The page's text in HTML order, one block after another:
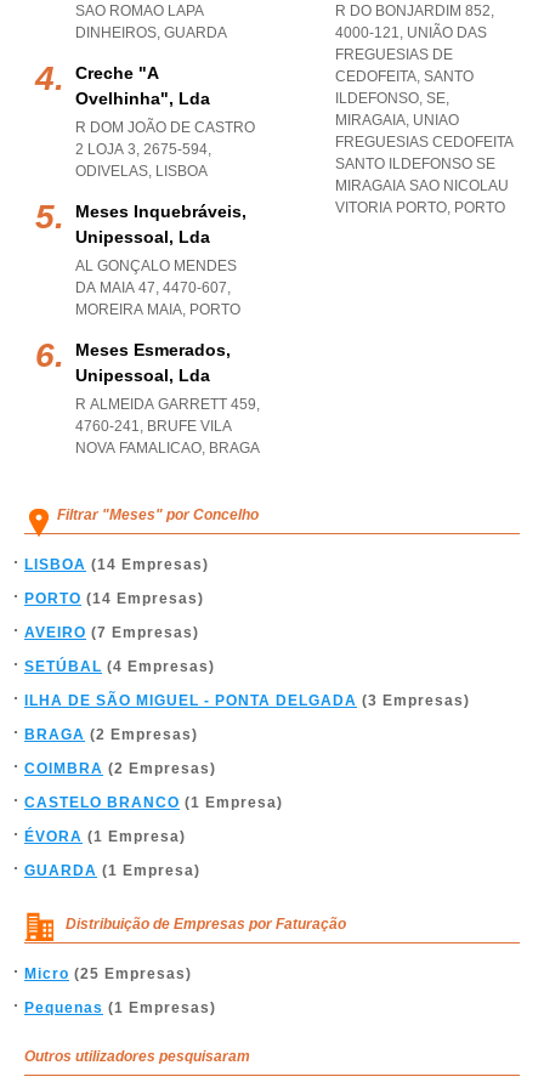
SAO ROMAO LAPA
DINHEIROS, GUARDA
Creche "a
Ovelhinha", Lda
R DOM JOÃO DE CASTRO
2 LOJA 3, 2675-594,
ODIVELAS, LISBOA
Meses Inquebráveis,
Unipessoal, Lda
AL GONÇALO MENDES
DA MAIA 47, 4470-607,
MOREIRA MAIA, PORTO
Meses Esmerados,
Unipessoal, Lda
R ALMEIDA GARRETT 459,
4760-241, BRUFE VILA
NOVA FAMALICAO, BRAGA
R DO BONJARDIM 852,
4000-121, UNIÃO DAS
FREGUESIAS DE
CEDOFEITA, SANTO
ILDEFONSO, SE,
MIRAGAIA, UNIAO
FREGUESIAS CEDOFEITA
SANTO ILDEFONSO SE
MIRAGAIA SAO NICOLAU
VITORIA PORTO, PORTO
Filtrar "Meses" por Concelho
LISBOA (14 Empresas)
PORTO (14 Empresas)
AVEIRO (7 Empresas)
SETÚBAL (4 Empresas)
ILHA DE SÃO MIGUEL - PONTA DELGADA (3 Empresas)
BRAGA (2 Empresas)
COIMBRA (2 Empresas)
CASTELO BRANCO (1 Empresa)
ÉVORA (1 Empresa)
GUARDA (1 Empresa)
Distribuição de Empresas por Faturação
Micro (25 Empresas)
Pequenas (1 Empresas)
Outros utilizadores pesquisaram